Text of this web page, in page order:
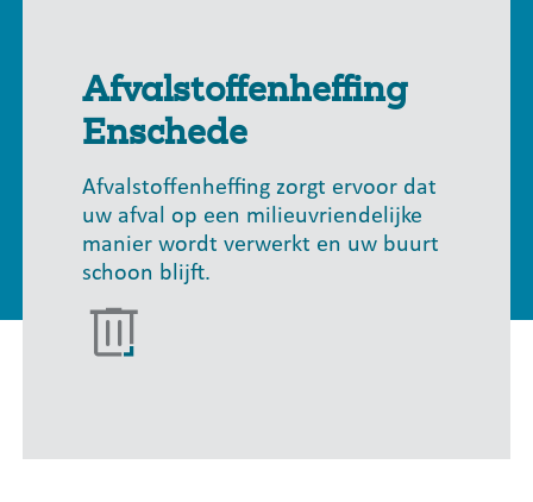
Afvalstoffenheffing
Enschede
Afvalstoffenheffing zorgt ervoor dat
uw afval op een milieuvriendelijke
manier wordt verwerkt en uw buurt
schoon blijft.